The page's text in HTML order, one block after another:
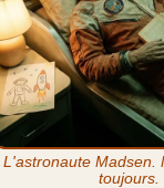
L'astronaute Madsen.
toujours.